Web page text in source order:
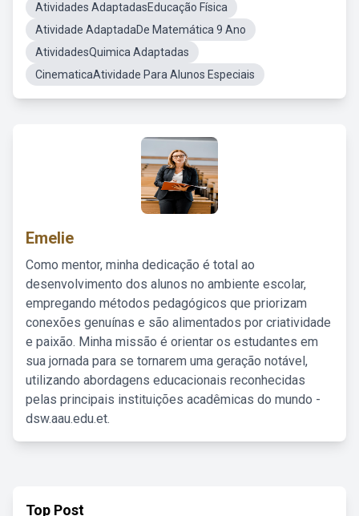
Atividades AdaptadasEducação Física
Atividade AdaptadaDe Matemática 9 Ano
AtividadesQuimica Adaptadas
CinematicaAtividade Para Alunos Especiais
Emelie
Como mentor, minha dedicação é total ao
desenvolvimento dos alunos no ambiente escolar,
empregando métodos pedagógicos que priorizam
conexões genuínas e são alimentados por criatividade
e paixão. Minha missão é orientar os estudantes em
sua jornada para se tornarem uma geração notável,
utilizando abordagens educacionais reconhecidas
pelas principais instituições acadêmicas do mundo -
dsw.aau.edu.et.
Top Post